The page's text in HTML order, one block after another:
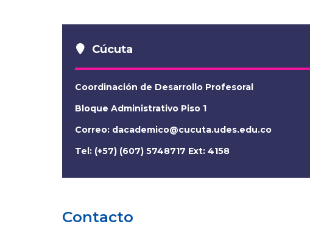
Cúcuta
Coordinación de Desarrollo Profesoral
Bloque Administrativo Piso 1
Correo: dacademico@cucuta.udes.edu.co
Tel: (+57) (607) 5748717 Ext: 4158
Contacto